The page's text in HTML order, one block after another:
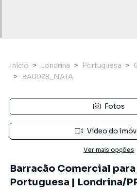
Início Londrina Portuguesa
BA0028_NATA
Fotos
Vídeo do
Ver mais opções
Barracão Comercial
Portuguesa | Londrina/